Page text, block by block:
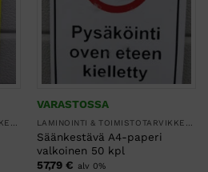
VARASTOSSA
Säänkestävä A4-paperi
valkoinen 50 kpl
57,79 € alv 0%